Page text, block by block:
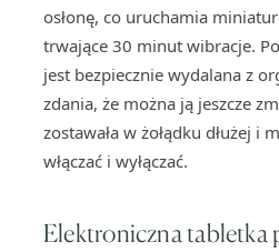
osłonę, co uruchamia
trwające 30 minut wibracje.
jest bezpiecznie wydalana z
zdania, że można ją jeszcze
zostawała w żołądku dłużej i
włączać i wyłączać.
Elektroniczna tabletka